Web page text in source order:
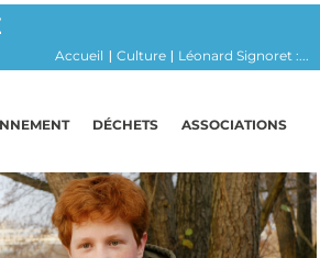
Accueil | Culture | Léonard Signoret :...
DÉCHETS ASSOCIATIONS